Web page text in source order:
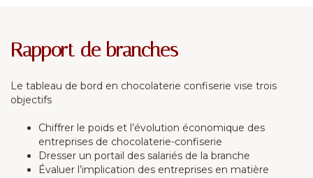
Rapport de branches
Le tableau de bord en chocolaterie confiserie vise trois
objectifs
Chiffrer le poids et l’évolution économique des
entreprises de chocolaterie-confiserie
Dresser un portail des salariés de la branche
Évaluer l’implication des entreprises en matière